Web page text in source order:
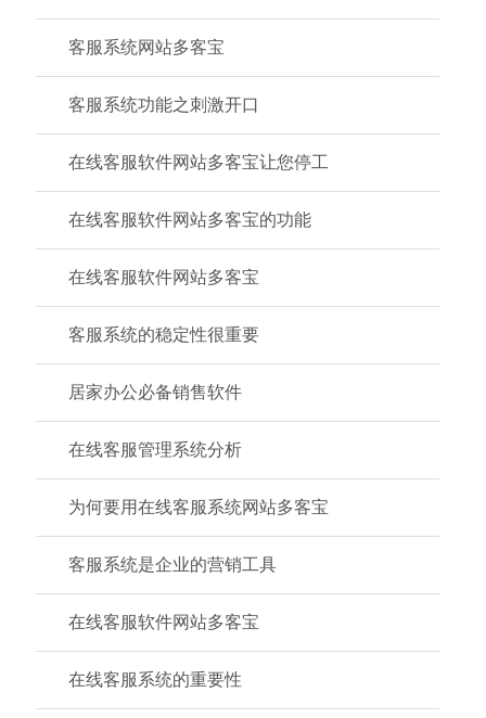
客服系统网站多客宝
客服系统功能之刺激开口
在线客服软件网站多客宝让您停工
在线客服软件网站多客宝的功能
在线客服软件网站多客宝
客服系统的稳定性很重要
居家办公必备销售软件
在线客服管理系统分析
为何要用在线客服系统网站多客宝
客服系统是企业的营销工具
在线客服软件网站多客宝
在线客服系统的重要性